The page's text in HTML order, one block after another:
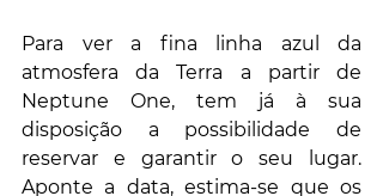
Para ver a fina linha azul da
atmosfera da Terra a partir de
Neptune One, tem já à sua
disposição a possibilidade de
reservar e garantir o seu lugar.
Aponte a data, estima-se que os